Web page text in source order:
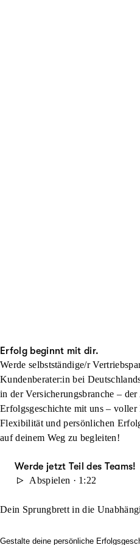
Erfolg beginnt mit dir.
Werde selbstständige/r
Kundenberater:in bei
in der Versicherungsbranche –
Erfolgsgeschichte mit uns –
Flexibilität und persönlichen
auf deinem Weg zu begleiten!
Werde jetzt Teil des Teams!
Abspielen · 1:22
Dein Sprungbrett in die
Gestalte deine persönliche